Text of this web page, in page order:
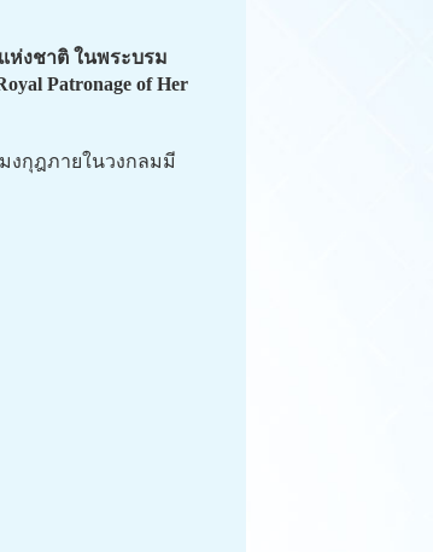
ห่งชาติ ในพระบรม
Patronage of Her
งกุฎภายในวงกลมมี